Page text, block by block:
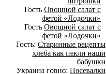
Гость Овощной салат с
фетой «Лодочки»
Гость Овощной салат с
фетой «Лодочки»
Гость: Старинные рецепты
хлеба как пекли наши
бабушки
Украина говно: Посевалки